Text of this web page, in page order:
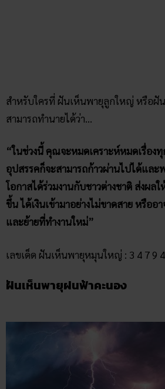
ขึ้น ได้เงินเข้ามาอย่างไม่ขาดสาย หรืออ
และย้ายที่ทำงานใหม่”
เลขเด็ด ฝันเห็นพายุหมุนใหญ่ : 3 4 7 9
ฝันเห็นพายุฝนฟ้าคะนอง
ใครที่ฝันเห็นพายุฝนฟ้าคะนอง ฝันเห็นฝ